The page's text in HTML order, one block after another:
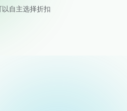
自主选择折扣